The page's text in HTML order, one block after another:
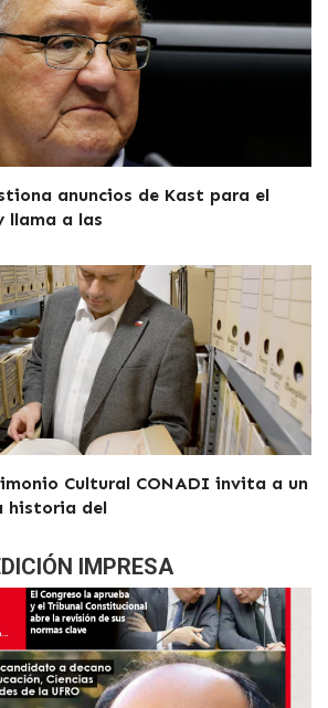
anuncios de Kast para el
llama a las
Cultural CONADI invita a un
historia del
IMPRESA